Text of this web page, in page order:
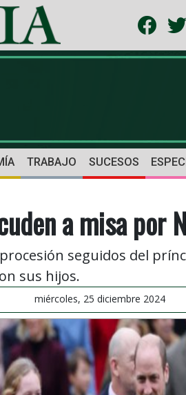
TRABAJO SUCESOS
a misa por
seguidos del
sus hijos.
miércoles, 25 diciembre 2024